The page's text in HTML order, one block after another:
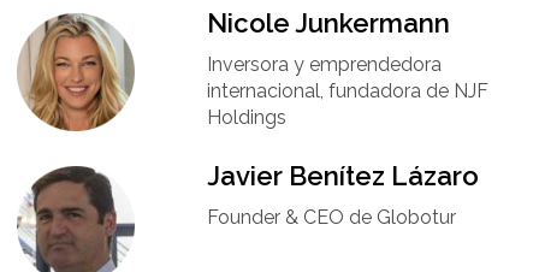
Nicole Junkermann​
Inversora y emprendedora
internacional, fundadora de NJF
Holdings
Javier Benítez Lázaro
Founder & CEO de Globotur​